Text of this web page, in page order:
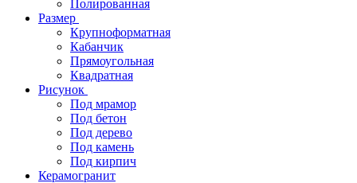
Полированная
Размер
Крупноформатная
Кабанчик
Прямоугольная
Квадратная
Рисунок
Под мрамор
Под бетон
Под дерево
Под камень
Под кирпич
Керамогранит